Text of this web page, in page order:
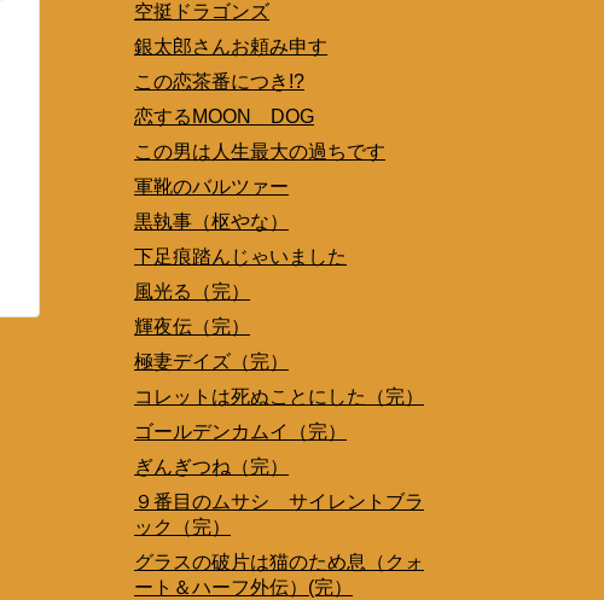
空挺ドラゴンズ
銀太郎さんお頼み申す
この恋茶番につき!?
恋するMOON DOG
この男は人生最大の過ちです
軍靴のバルツァー
黒執事（枢やな）
下足痕踏んじゃいました
風光る（完）
輝夜伝（完）
極妻デイズ（完）
コレットは死ぬことにした（完）
ゴールデンカムイ（完）
ぎんぎつね（完）
９番目のムサシ サイレントブラ
ック（完）
グラスの破片は猫のため息（クォ
ート＆ハーフ外伝）(完）